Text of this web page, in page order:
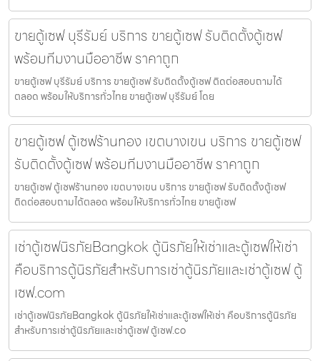
ขายตู้เซฟ บุรีรัมย์ บริการ ขายตู้เซฟ รับติดตั้งตู้เซฟ
พร้อมทีมงานมืออาชีพ ราคาถูก
ขายตู้เซฟ บุรีรัมย์ บริการ ขายตู้เซฟ รับติดตั้งตู้เซฟ ติดต่อสอบถามได้
ตลอด พร้อมให้บริการทั่วไทย ขายตู้เซฟ บุรีรัมย์ โดย
ขายตู้เซฟ ตู้เซฟร้านทอง เขตบางเขน บริการ ขายตู้เซฟ
รับติดตั้งตู้เซฟ พร้อมทีมงานมืออาชีพ ราคาถูก
ขายตู้เซฟ ตู้เซฟร้านทอง เขตบางเขน บริการ ขายตู้เซฟ รับติดตั้งตู้เซฟ
ติดต่อสอบถามได้ตลอด พร้อมให้บริการทั่วไทย ขายตู้เซฟ
เช่าตู้เซฟนิรภัยBangkok ตู้นิรภัยให้เช่าและตู้เซฟให้เช่า
คือบริการตู้นิรภัยสำหรับการเช่าตู้นิรภัยและเช่าตู้เซฟ ตู้
เซฟ.com
เช่าตู้เซฟนิรภัยBangkok ตู้นิรภัยให้เช่าและตู้เซฟให้เช่า คือบริการตู้นิรภัย
สำหรับการเช่าตู้นิรภัยและเช่าตู้เซฟ ตู้เซฟ.co